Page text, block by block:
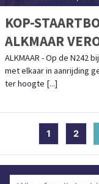
KOP-
ALKMAAR
ALKMAAR - Op de N242
met elkaar in aanrijding
ter hoogte [...]
1 2